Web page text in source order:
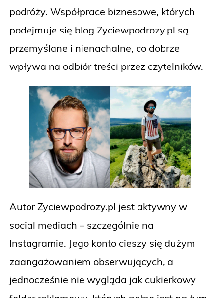
podróży. Współprace biznesowe, których
podejmuje się blog Zyciewpodrozy.pl są
przemyślane i nienachalne, co dobrze
wpływa na odbiór treści przez czytelników.
Autor Zyciewpodrozy.pl jest aktywny w
social mediach – szczególnie na
Instagramie. Jego konto cieszy się dużym
zaangażowaniem obserwujących, a
jednocześnie nie wygląda jak cukierkowy